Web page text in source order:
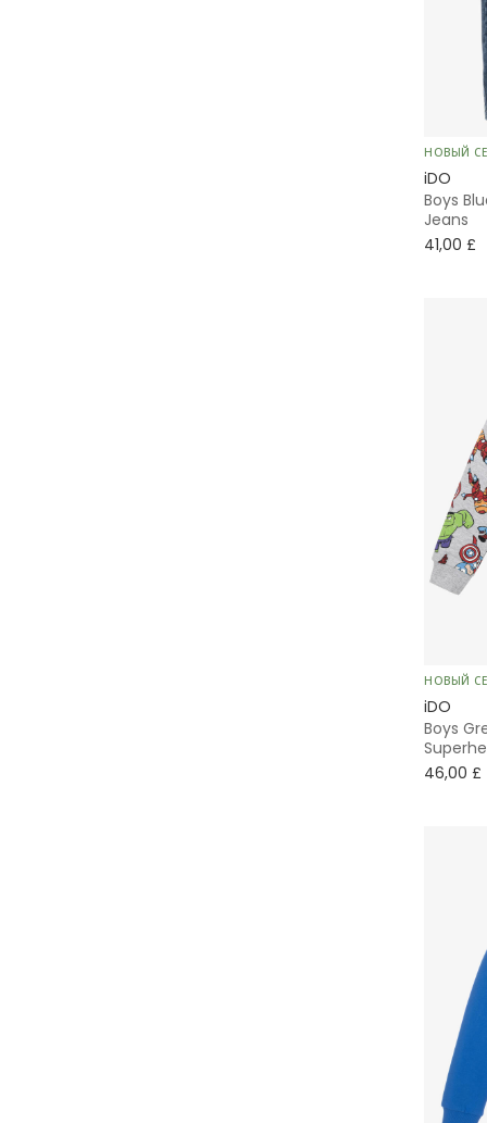
НОВЫЙ
iDO
Boys
Jeans
41,00 £
НОВЫЙ
iDO
Boys
46,00 £